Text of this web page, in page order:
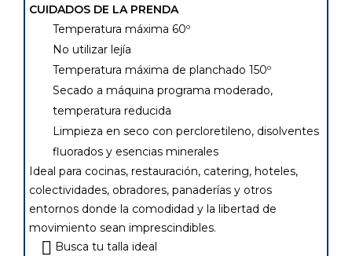
CUIDADOS DE LA PRENDA
Temperatura máxima 60º
No utilizar lejía
Temperatura máxima de planchado 150º
Secado a máquina programa moderado,
temperatura reducida
Limpieza en seco con percloretileno, disolventes
fluorados y esencias minerales
Ideal para cocinas, restauración, catering, hoteles,
colectividades, obradores, panaderías y otros
entornos donde la comodidad y la libertad de
movimiento sean imprescindibles.
Busca tu talla ideal